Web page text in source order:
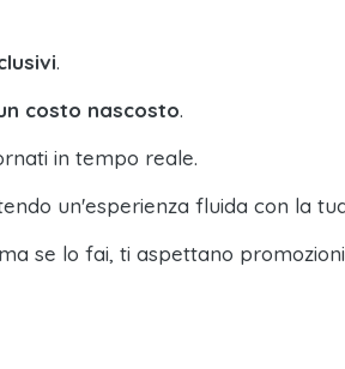
.
costo nascosto.
in tempo reale.
un'esperienza fluida con la
se lo fai, ti aspettano